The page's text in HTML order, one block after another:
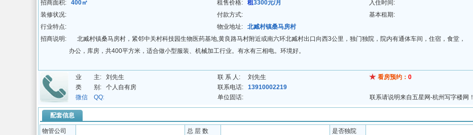
招商面积:
400㎡ 租售价格: 租3300元/月
入住时间:
装修状况:
付款方式:
基本租期:
行业特点:
物业地址:
北臧村镇桑马房村
招商说明:
北臧村镇桑马房村，紧邻中关村科技园生物医药基地,黄良路马村附近或南六环北臧村出口向西3公里，独门独院，院内有通体车间，住宿，食堂，
办公，库房，共400平方米，适合做小型服装、机械加工行业。有水有三相电。环境好。
业 主: 刘先生 联 系 人: 刘先生 看房预约： 0
类 别:
个人自有房 联系电话:
13910002219
微信 QQ:
单位固话: 联系请说明来自五星网-杭州写字楼网！
配套信息
物管公司 总 层 数
是否独院